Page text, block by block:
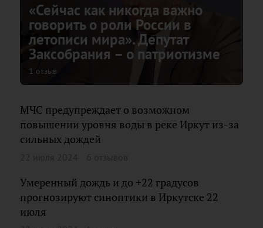
«Сейчас как никогда важно
говорить о роли России в
летописи мира». Депутат
Заксобрания – о патриотизме
1 отзыв
МЧС предупреждает о возможном
повышении уровня воды в реке Иркут из-за
сильных дождей
Умеренный дождь и до +22 градусов
прогнозируют синоптики в Иркутске 22
июля